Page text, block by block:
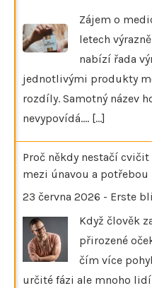
Zájem o
letech
nabízí řada
jednotlivými produkty
rozdíly. Samotný název
nevypovídá.… [...]
Proč někdy nestačí
mezi únavou a potřebou
23 června 2026 - Erste
Když člověk
přirozené
čím více
určité fázi ale mnoho